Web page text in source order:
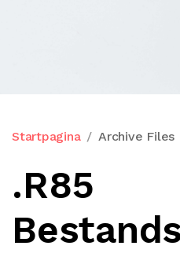
Startpagina Archive Files
.R85